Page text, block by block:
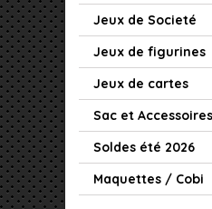
Jeux de Societé
Jeux de figurines
Jeux de cartes
Sac et
Soldes été 2026
Maquettes / Cobi